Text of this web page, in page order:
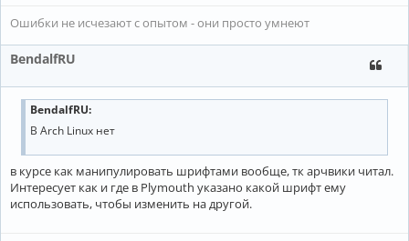
Ошибки не исчезают с опытом - они просто умнеют
BendalfRU
BendalfRU:
В Arch Linux нет
в курсе как манипулировать шрифтами вообще, тк арчвики читал.
Интересует как и где в Plymouth указано какой шрифт ему
использовать, чтобы изменить на другой.